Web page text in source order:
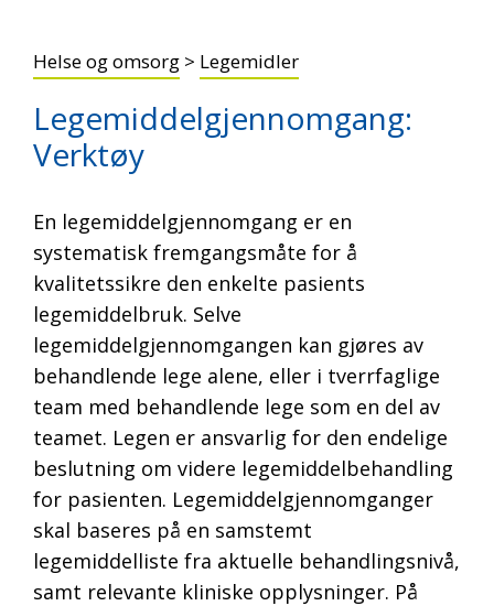
Helse og omsorg > Legemidler
Legemiddelgjennomgang:
Verktøy
En legemiddelgjennomgang er en
systematisk fremgangsmåte for å
kvalitetssikre den enkelte pasients
legemiddelbruk. Selve
legemiddelgjennomgangen kan gjøres av
behandlende lege alene, eller i tverrfaglige
team med behandlende lege som en del av
teamet. Legen er ansvarlig for den endelige
beslutning om videre legemiddelbehandling
for pasienten. Legemiddelgjennomganger
skal baseres på en samstemt
legemiddelliste fra aktuelle behandlingsnivå,
samt relevante kliniske opplysninger. På